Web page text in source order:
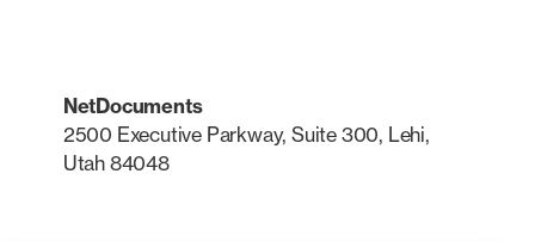
NetDocuments
2500 Executive Parkway, Suite 300, Lehi,
Utah 84048